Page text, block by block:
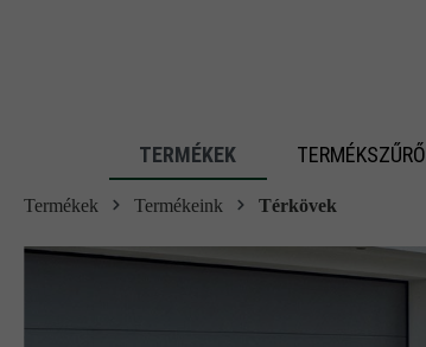
TERMÉKEK TERMÉKSZŰRŐ
Termékek Termékeink Térkövek